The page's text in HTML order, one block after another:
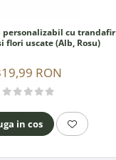
personalizabil cu trandafir
flori uscate (Alb, Rosu)
RON
in cos